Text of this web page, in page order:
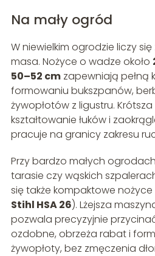
Na mały ogród
W niewielkim ogrodzie liczy
masa. Nożyce o wadze około
50–52 cmzapewniają pełną
formowaniu bukszpanów,
żywopłotów z ligustru.
kształtowanie łuków i
pracuje na granicy zakresu
Przy bardzo małych
tarasie czy wąskich
się także kompaktowe
Stihl HSA 26). Lżejsza
pozwala precyzyjnie
ozdobne, obrzeża rabat i
żywopłoty, bez zmęczenia